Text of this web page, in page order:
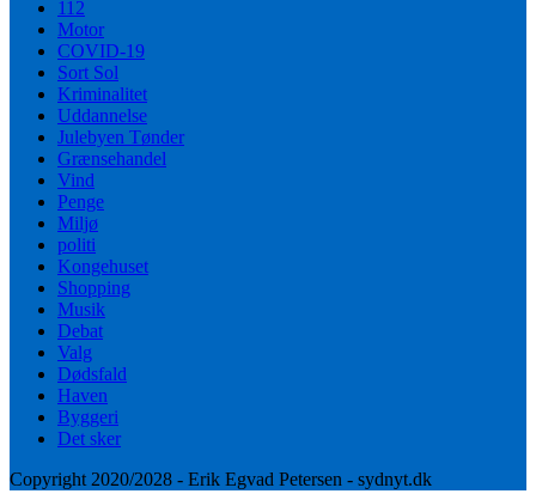
112
Motor
COVID-19
Sort Sol
Kriminalitet
Uddannelse
Julebyen Tønder
Grænsehandel
Vind
Penge
Miljø
politi
Kongehuset
Shopping
Musik
Debat
Valg
Dødsfald
Haven
Byggeri
Det sker
Copyright 2020/2028 - Erik Egvad Petersen - sydnyt.dk